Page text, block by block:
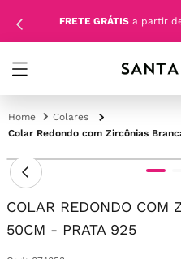
FRETE GRÁTIS a partir
Colares
Colar Redondo com Zircônias
COLAR REDONDO COM
50CM - PRATA 925